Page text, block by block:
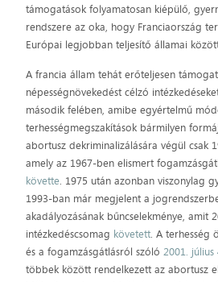
támogatások folyamatosan kiépülő,
rendszere az oka, hogy Franciaország
Európai legjobban teljesítő államai
A francia állam tehát erőteljesen
népességnövekedést célzó
második felében, amibe egyértelmű
terhességmegszakítások bármilyen
abortusz dekriminalizálására végül csak
amely az 1967-ben elismert
követte. 1975 után azonban viszonylag
1993-ban már megjelent a
akadályozásának bűncselekménye, amit
intézkedéscsomag követett. A terhesség
és a fogamzásgátlásról szóló2001.
többek között rendelkezett az abortusz